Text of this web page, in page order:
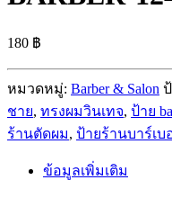
180 ฿
หมวดหมู่: Barber & Salon
ชาย, ทรงผมวินเทจ, ป้าย
ร้านตัดผม, ป้ายร้านบาร์เบ
ข้อมูลเพิ่มเติม